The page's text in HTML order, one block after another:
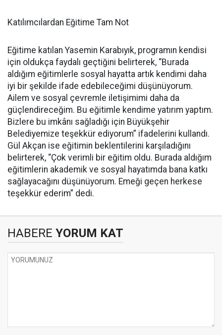
Katılımcılardan Eğitime Tam Not
Eğitime katılan Yasemin Karabıyık, programın kendisi
için oldukça faydalı geçtiğini belirterek, “Burada
aldığım eğitimlerle sosyal hayatta artık kendimi daha
iyi bir şekilde ifade edebileceğimi düşünüyorum.
Ailem ve sosyal çevremle iletişimimi daha da
güçlendireceğim. Bu eğitimle kendime yatırım yaptım.
Bizlere bu imkânı sağladığı için Büyükşehir
Belediyemize teşekkür ediyorum” ifadelerini kullandı.
Gül Akçan ise eğitimin beklentilerini karşıladığını
belirterek, “Çok verimli bir eğitim oldu. Burada aldığım
eğitimlerin akademik ve sosyal hayatımda bana katkı
sağlayacağını düşünüyorum. Emeği geçen herkese
teşekkür ederim” dedi.
HABERE YORUM KAT